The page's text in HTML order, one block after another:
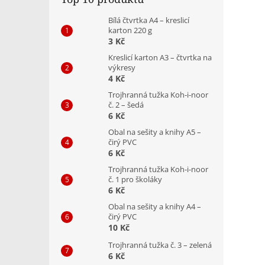
Bílá čtvrtka A4 – kreslicí
karton 220 g
3 Kč
Kreslicí karton A3 – čtvrtka na
výkresy
4 Kč
Trojhranná tužka Koh-i-noor
č. 2 – šedá
6 Kč
Obal na sešity a knihy A5 –
čirý PVC
6 Kč
Trojhranná tužka Koh-i-noor
č. 1 pro školáky
6 Kč
Obal na sešity a knihy A4 –
čirý PVC
10 Kč
Trojhranná tužka č. 3 – zelená
6 Kč